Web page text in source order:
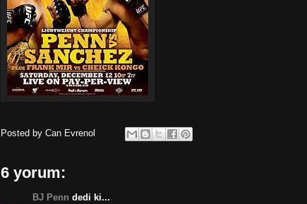
Posted by Can Evrenol
6 yorum:
BJ Penn dedi ki...